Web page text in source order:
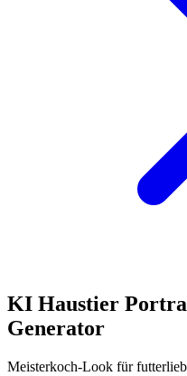
KI Haustier
Generator
Meisterkoch-Look für